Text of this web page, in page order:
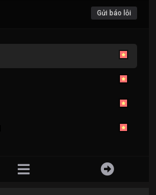
Gửi báo lỗi